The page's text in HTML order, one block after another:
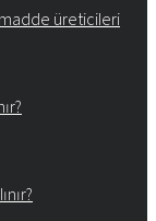
üreticileri